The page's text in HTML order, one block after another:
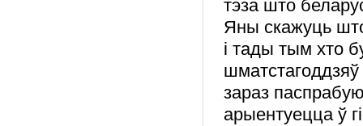
тэза што
Яны скажуць
і тады тым хто
шматстагоддзяў
зараз
арыентуецца ў